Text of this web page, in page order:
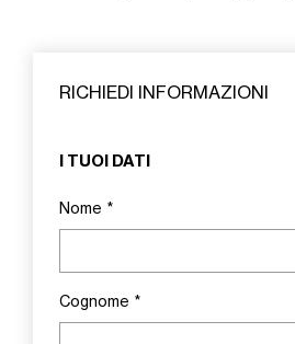
RICHIEDI INFORMAZIONI
I TUOI DATI
Nome *
Cognome *